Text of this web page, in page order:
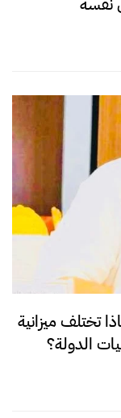
تختلف ميزانية
الدولة؟